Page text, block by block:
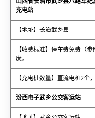
山西省长治市武乡县八路军纪
充电站
【地址】长治武乡县
【收费标准】停车费免费（
度。
【充电桩数量】直流电桩2个
汾西电子武乡公交客运站